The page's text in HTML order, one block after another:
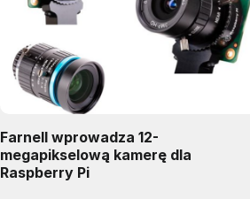
Farnell wprowadza 12-
megapikselową kamerę dla
Raspberry Pi